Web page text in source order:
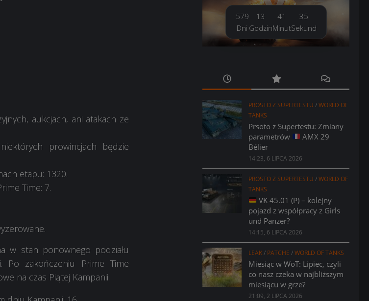
aukcjach, ani atakach ze
prowincjach będzie
etapu: 1320.
Time: 7.
w stan ponownego podziału
Po zakończeniu Prime Time
na czas Piątej Kampanii.
579
Dni
13
Godzin
41
Minut
36
Sekund
PROSTO Z SUPERTESTU /WORLD OF
TANKS
Prsoto z Supertestu: Zmiany
parametrów
AMX 29
Bélier
14:23, 6 LIPCA 2026
PROSTO Z SUPERTESTU /WORLD OF
TANKS
VK 45.01 (P) – kolejny
pojazd z współpracy z Girls
und Panzer?
14:15, 6 LIPCA 2026
LEAK/ PATCHE /WORLD OF TANKS
Miesiąc w WoT: Lipiec, czyli
co nasz czeka w najbliższym
miesiącu w grze?
21:09, 2 LIPCA 2026